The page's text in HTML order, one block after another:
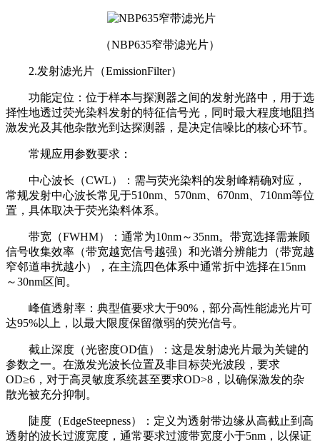
（NBP635窄带滤光片）
2.发射滤光片（EmissionFilter）
功能定位：位于样本与探测器之间的发射光路中，用于选
择性地透过荧光染料发射的特征信号光，同时最大程度地阻挡
激发光及其他杂散光到达探测器，是决定信噪比的核心环节。
常规应用参数要求：
中心波长（CWL）：需与荧光染料的发射峰精确对应，
常规发射中心波长常见于510nm、570nm、670nm、710nm等位
置，具体取决于荧光染料体系。
带宽（FWHM）：通常为10nm～35nm。带宽选择需兼顾
信号收集效率（带宽越宽信号越强）和光谱分辨能力（带宽越
窄邻道串扰越小），在主流四色体系中通常折中选择在15nm
～30nm区间。
峰值透射率：典型值要求大于90%，部分高性能滤光片可
达95%以上，以最大限度保留微弱的荧光信号。
截止深度（光密度OD值）：这是发射滤光片最为关键的
参数之一。在激发光波长位置及非目标荧光波段，要求
OD≥6，对于高灵敏度系统甚至要求OD>8，以确保激发的杂
散光被充分抑制。
陡度（EdgeSteepness）：定义为透射带边缘从高截止到高
透射的波长过渡宽度，通常要求过渡带宽度小于5nm，以保证